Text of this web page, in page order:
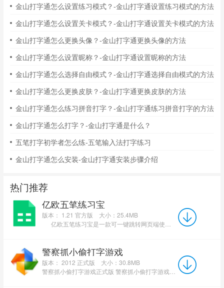
金山打字通怎么设置练习模式？-金山打字通设置练习模式的方法
金山打字通怎么设置关卡模式？-金山打字通设置关卡模式的方法
金山打字通怎么更换头像？-金山打字通更换头像的方法
金山打字通怎么设置昵称？-金山打字通设置昵称的方法
金山打字通怎么选择自由模式？-金山打字通选择自由模式的方法
金山打字通怎么更换皮肤？-金山打字通更换皮肤的方法
金山打字通怎么练习拼音打字？-金山打字通练习拼音打字的方法
金山打字通怎么打字？-金山打字通是什么？
五笔打字初学者怎么练-五笔输入法打字练习
金山打字通怎么安装-金山打字通安装步骤介绍
热门推荐
亿欧五笔练习宝
版本： 1.21 官方版
大小：25.4MB
警察抓小偷打字游戏
版本： 2012 正式版
大小：30.8MB
警察抓小偷打字游戏正式版 警察抓小偷打字游戏正式版是款比较热门的打字小游戏，和生死时速打字游戏一...